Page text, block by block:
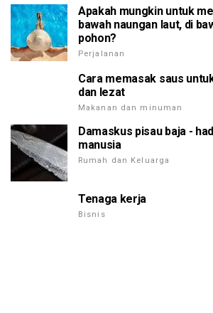
Apakah mungkin untuk
bawah naungan laut, di
pohon?
Perjalanan
Cara memasak saus
dan lezat
Makanan dan minuman
Damaskus pisau baja -
manusia
Rumah dan Keluarga
Tenaga kerja
Bisnis